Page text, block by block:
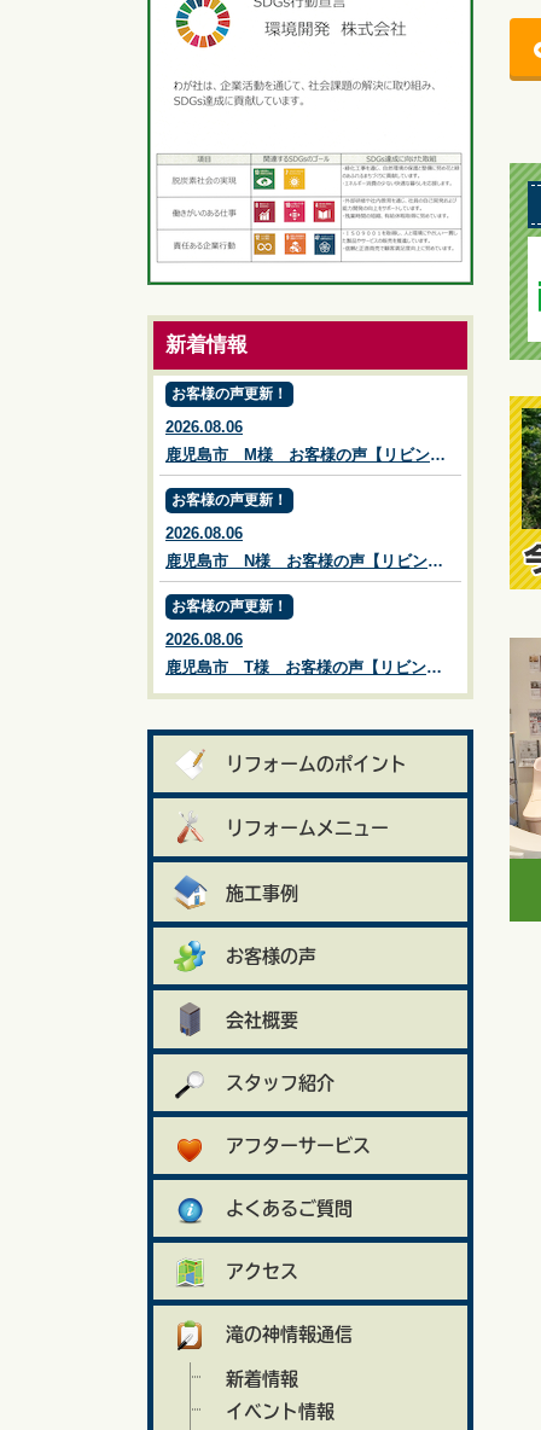
新着情報
お客様の声更新！
2026.08.06
鹿児島市 M様 お客様の声【リビングプラザ滝の神】鹿児島市・リフォーム・塗装・外構・造園
お客様の声更新！
2026.08.06
鹿児島市 N様 お客様の声【リビングプラザ滝の神】鹿児島市・リフォーム・塗装・外構・造園
お客様の声更新！
2026.08.06
鹿児島市 T様 お客様の声【リビングプラザ滝の神】鹿児島市・リフォーム・塗装・外構・造園
リフォームのポイント
リフォームメニュー
施工事例
お客様の声
会社概要
スタッフ紹介
アフターサービス
よくあるご質問
アクセス
滝の神情報通信
新着情報
イベント情報